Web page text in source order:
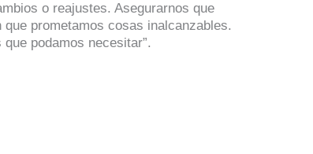
o reajustes. Asegurarnos que
prometamos cosas inalcanzables.
podamos necesitar”.